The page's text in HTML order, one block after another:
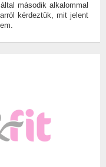
második alkalommal
kérdeztük, mit jelent